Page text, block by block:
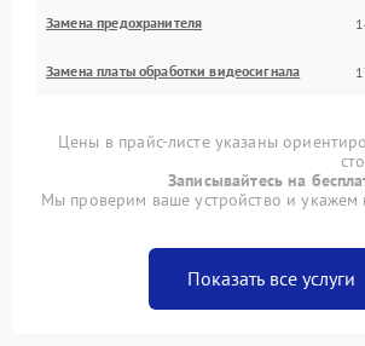
Замена предохранителя
Замена платы обработки видеосигнала
Цены в прайс-листе указаны
Записывайтесь на
Мы проверим ваше устройство и укажем
Показать все услуги